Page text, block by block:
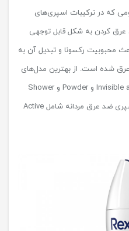
که در ترکیبات اسپری‌های
عرق کردن به شکل قابل توجهی
محبوبیت رکسونا و تبدیل آن به
شده است. از بهترین مدل‌های
اسپری ضد عرق زنانه میتوان به Invisible aqua و Powder و Shower
fresh اشاره کرد و بهترین مدل‌های اسپری ضد عرق مردانه شامل Active